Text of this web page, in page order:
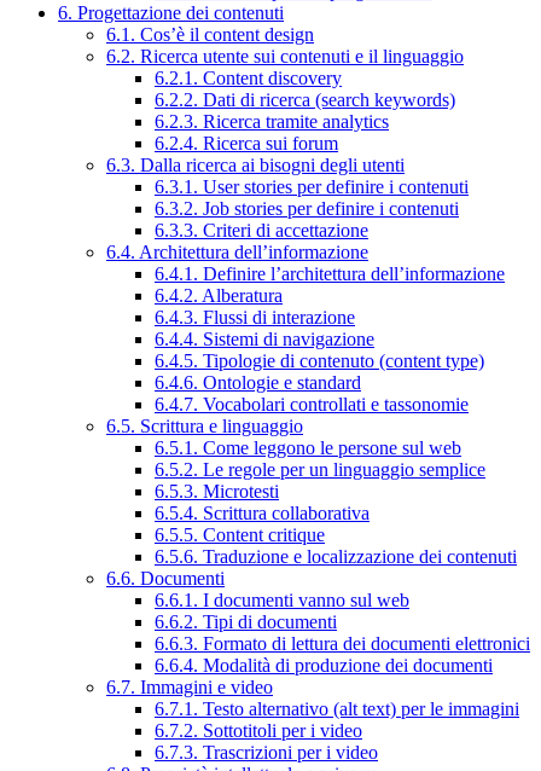
6. Progettazione dei contenuti
6.1. Cos’è il content design
6.2. Ricerca utente sui contenuti e il linguaggio
6.2.1. Content discovery
6.2.2. Dati di ricerca (search keywords)
6.2.3. Ricerca tramite analytics
6.2.4. Ricerca sui forum
6.3. Dalla ricerca ai bisogni degli utenti
6.3.1. User stories per definire i contenuti
6.3.2. Job stories per definire i contenuti
6.3.3. Criteri di accettazione
6.4. Architettura dell’informazione
6.4.1. Definire l’architettura dell’informazione
6.4.2. Alberatura
6.4.3. Flussi di interazione
6.4.4. Sistemi di navigazione
6.4.5. Tipologie di contenuto (content type)
6.4.6. Ontologie e standard
6.4.7. Vocabolari controllati e tassonomie
6.5. Scrittura e linguaggio
6.5.1. Come leggono le persone sul web
6.5.2. Le regole per un linguaggio semplice
6.5.3. Microtesti
6.5.4. Scrittura collaborativa
6.5.5. Content critique
6.5.6. Traduzione e localizzazione dei contenuti
6.6. Documenti
6.6.1. I documenti vanno sul web
6.6.2. Tipi di documenti
6.6.3. Formato di lettura dei documenti elettronici
6.6.4. Modalità di produzione dei documenti
6.7. Immagini e video
6.7.1. Testo alternativo (alt text) per le immagini
6.7.2. Sottotitoli per i video
6.7.3. Trascrizioni per i video